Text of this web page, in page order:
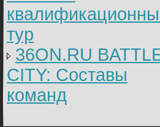
тур
36ON.RU
CITY: Составы
команд